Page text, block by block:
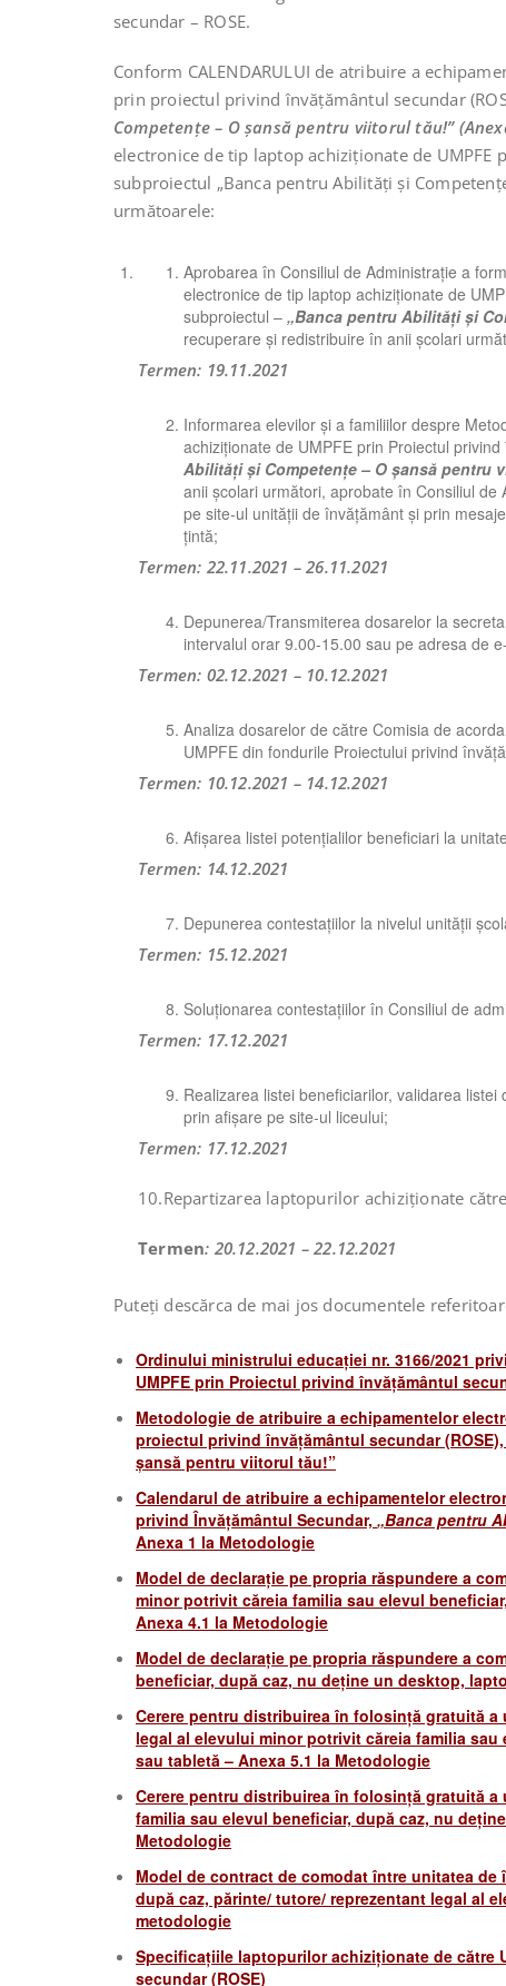
secundar – ROSE.
Conform CALENDARULUI de atribuire a
prin proiectul privind învățământul secundar
Competențe – O șansă pentru viitorul tău!”
electronice de tip laptop achiziționate de
subproiectul „Banca pentru Abilități și
următoarele:
Aprobarea în Consiliul de Administrație a
electronice de tip laptop achiziționate de
subproiectul – „Banca pentru Abilități și
recuperare și redistribuire în anii școlari
Termen: 19.11.2021
Informarea elevilor și a familiilor despre
achiziționate de UMPFE prin Proiectul
Abilități și Competențe – O șansă pentru
anii școlari următori, aprobate în Consiliul
pe site-ul unității de învățământ și prin
țintă;
Termen: 22.11.2021 – 26.11.2021
Depunerea/Transmiterea dosarelor la
intervalul orar 9.00-15.00 sau pe adresa de
Termen: 02.12.2021 – 10.12.2021
Analiza dosarelor de către Comisia de
UMPFE din fondurile Proiectului privind
Termen: 10.12.2021 – 14.12.2021
Afișarea listei potențialilor beneficiari la
Termen: 14.12.2021
Depunerea contestațiilor la nivelul unității
Termen: 15.12.2021
Soluționarea contestațiilor în Consiliul de
Termen: 17.12.2021
Realizarea listei beneficiarilor, validarea
prin afișare pe site-ul liceului;
Termen: 17.12.2021
10.Repartizarea laptopurilor achiziționate
Termen: 20.12.2021 – 22.12.2021
Puteți descărca de mai jos documentele
Ordinului ministrului educației nr. 3166/2021
UMPFE prin Proiectul privind învățământul
Metodologie de atribuire a echipamentelor
proiectul privind învățământul secundar
șansă pentru viitorul tău!”
Calendarul de atribuire a echipamentelor
privind Învățământul Secundar, „Banca pentru
Anexa 1 la Metodologie
Model de declarație pe propria răspundere a
minor potrivit căreia familia sau elevul
Anexa 4.1 la Metodologie
Model de declarație pe propria răspundere a
beneficiar, după caz, nu deține un desktop,
Cerere pentru distribuirea în folosință gratuită
legal al elevului minor potrivit căreia familia
sau tabletă – Anexa 5.1 la Metodologie
Cerere pentru distribuirea în folosință gratuită
familia sau elevul beneficiar, după caz, nu
Metodologie
Model de contract de comodat între unitatea
după caz, părinte/ tutore/ reprezentant legal al
metodologie
Specificațiile laptopurilor achiziționate de către
secundar (ROSE)